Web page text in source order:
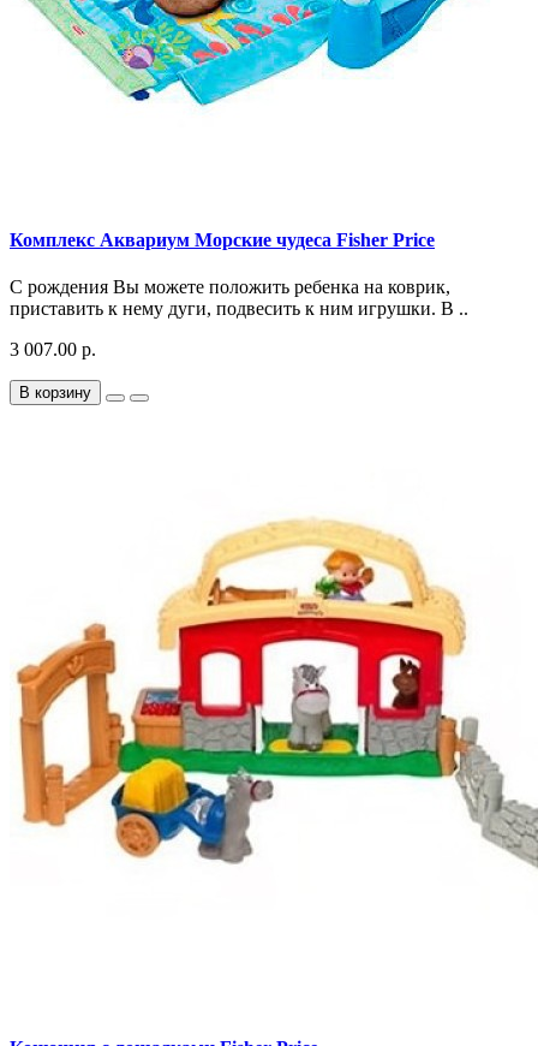
Комплекс Аквариум Морские чудеса Fisher Price
С рождения Вы можете положить ребенка на коврик,
приставить к нему дуги, подвесить к ним игрушки. В ..
3 007.00 р.
В корзину